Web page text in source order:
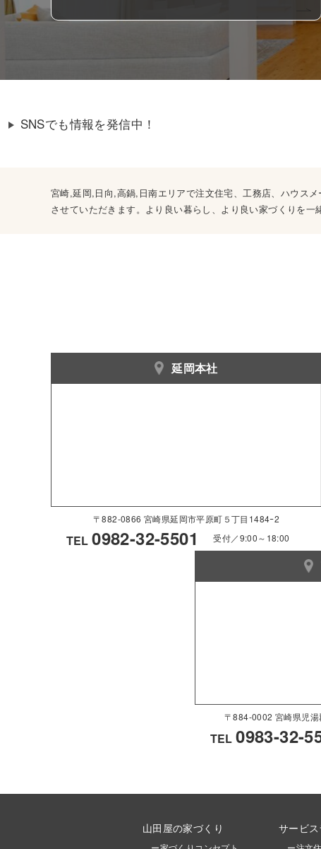
SNSでも情報を発信中！
宮崎,延岡,日向,高鍋,日南エリアで注文住宅、工務店、ハウス
させていただきます。より良い暮らし、より良い家づくりを一
延岡本社
〒882-0866 宮崎県延岡市平原町５丁目1484ｰ2
TEL0982-32-5501 受付／9:00～18:00
〒884-0002 宮崎県児
TEL0983-32-
山田屋の家づくり サービ